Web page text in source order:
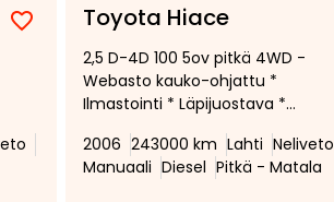
Lisää
suosikiksi
Poista
suosikeista
Toyota Hiace
2,5 D-4D 100 5ov pitkä 4WD -
Webasto kauko-ohjattu *
Ilmastointi * Läpijuostava *
Tavaratilan lämmitin
2006 243000 km Lahti Neliveto
Manuaali Diesel Pitkä - Matala